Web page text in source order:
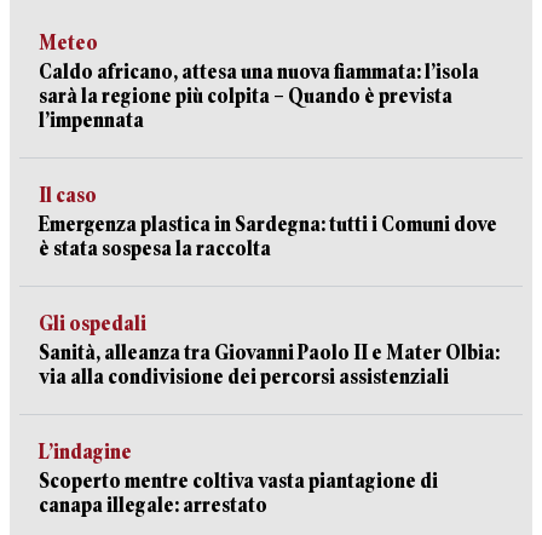
Meteo
Caldo africano, attesa una nuova fiammata: l’isola
sarà la regione più colpita – Quando è prevista
l’impennata
Il caso
Emergenza plastica in Sardegna: tutti i Comuni dove
è stata sospesa la raccolta
Gli ospedali
Sanità, alleanza tra Giovanni Paolo II e Mater Olbia:
via alla condivisione dei percorsi assistenziali
L’indagine
Scoperto mentre coltiva vasta piantagione di
canapa illegale: arrestato